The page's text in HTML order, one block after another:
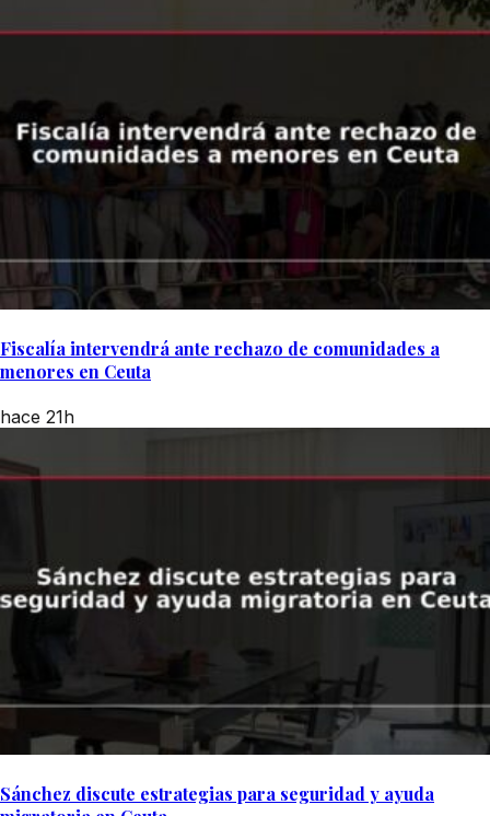
Fiscalía intervendrá ante rechazo de comunidades a
menores en Ceuta
hace 21h
Sánchez discute estrategias para seguridad y ayuda